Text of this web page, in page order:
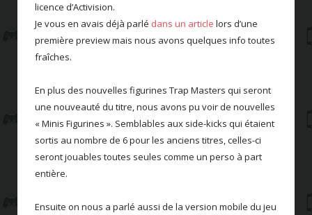
licence d’Activision.
Je vous en avais déjà parlé dans un article lors d’une
première preview mais nous avons quelques info toutes
fraîches.
En plus des nouvelles figurines Trap Masters qui seront
une nouveauté du titre, nous avons pu voir de nouvelles
« Minis Figurines ». Semblables aux side-kicks qui étaient
sortis au nombre de 6 pour les anciens titres, celles-ci
seront jouables toutes seules comme un perso à part
entière.
Ensuite on nous a parlé aussi de la version mobile du jeu